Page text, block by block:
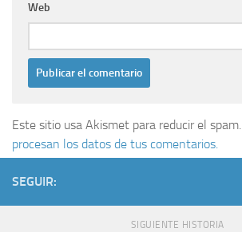
Web
Este sitio usa Akismet para reducir el spam.
procesan los datos de tus comentarios.
SEGUIR:
SIGUIENTE HISTORIA